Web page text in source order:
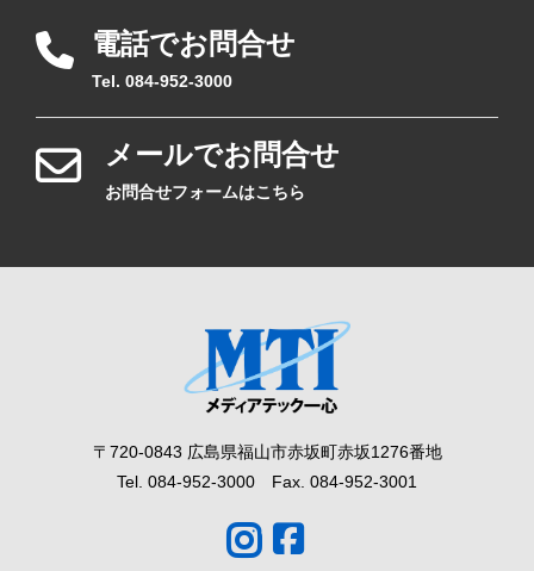
電話でお問合せ
Tel. 084-952-3000
メールでお問合せ
お問合せフォームはこちら
〒720-0843 広島県福山市赤坂町赤坂1276番地
Tel. 084-952-3000 Fax. 084-952-3001